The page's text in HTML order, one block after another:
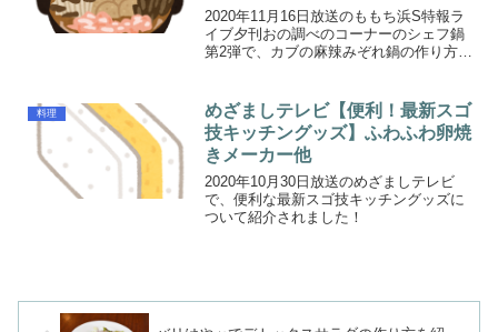
レシピ
2020年11月16日放送のももち浜S特報ラ
イブ夕刊おの調べのコーナーのシェフ鍋
第2弾で、カブの麻辣みぞれ鍋の作り方に
れました。）
料理
めざましテレビ【便利！最新スゴ
技キッチングッズ】ふわふわ卵焼
きメーカー他
2020年10月30日放送のめざましテレビ
で、便利な最新スゴ技キッチングッズに
ついて紹介されました！